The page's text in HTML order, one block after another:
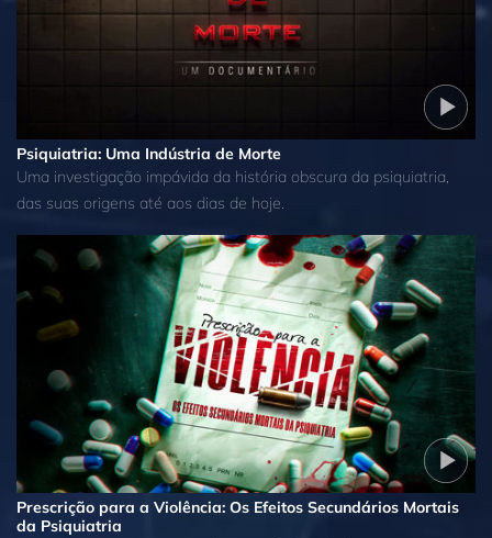
Psiquiatria: Uma Indústria de Morte
Uma investigação impávida da história obscura da psiquiatria,
das suas origens até aos dias de hoje.
Prescrição para a Violência: Os Efeitos Secundários Mortais
da Psiquiatria